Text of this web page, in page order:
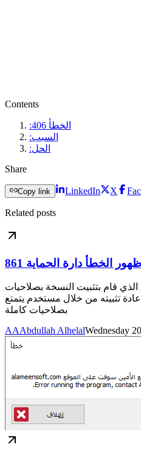
Contents
الخطأ 406:
السبب:
الحل:
Share
Copy link LinkedIn X
Related posts
الخطأ دارة الحماية 861
قام بتثبيت النسخة بصلاحيات
تثبيته من خلال مستخدم يتمتع
بصلاحيات كاملة
AAAbdullah AlhelalWednesday